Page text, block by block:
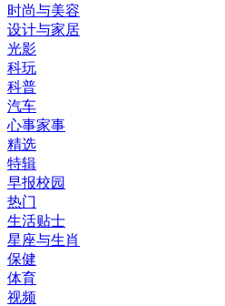
时尚与美容
设计与家居
光影
科玩
科普
汽车
心事家事
精选
特辑
早报校园
热门
生活贴士
星座与生肖
保健
体育
视频